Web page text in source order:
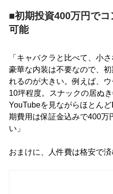
■初期投資400万円でコ
可能
「キャバクラと比べて、小
豪華な内装は不要なので、
れるのが大きい。例えば、
10坪程度。スナックの居ぬ
YouTubeを見ながらほとん
期費用は保証金込みで400万
い」
おまけに、人件費は格安で済